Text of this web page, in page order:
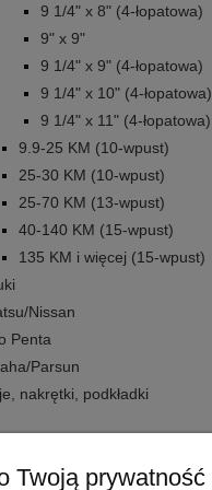
9 1/4" x 8" (4-łopatowa)
9" x 9"
9 1/4" x 9" (4-łopatowa)
9 1/4" x 10" (4-łopatowa)
9 1/4" x 11" (4-łopatowa)
9.9-25 KM (10-wpust)
25-30 KM (10-wpust)
25-70 KM (13-wpust)
40-140 KM (15-wpust)
135 KM i więcej (15-wpust)
Nissan
Penta
Parsun
nakrętki, podkładki
Twoją prywatność